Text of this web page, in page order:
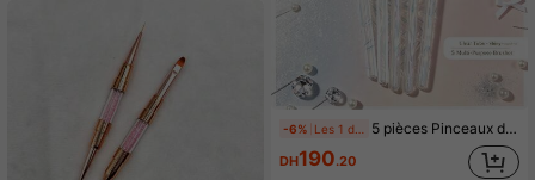
-6% 5 pièces Pinceaux d'art pour ongles à ruban laser intégré, stylos de peinture de ligne ultra-fine pour thérapie de lumière dégradée, outils de thérapie de lumière dégradée pour motifs peints à la main DIY, pinceaux d'art pour ongles à corps de stylo transparent creux irisé, ensemble de lignes d'ongles de luxe à paillettes aurore, tube de stylo à ruban arc-en-ciel holographique intégré, outils multifonctions peints à la main pour studio d'art pour ongles
DH190.20